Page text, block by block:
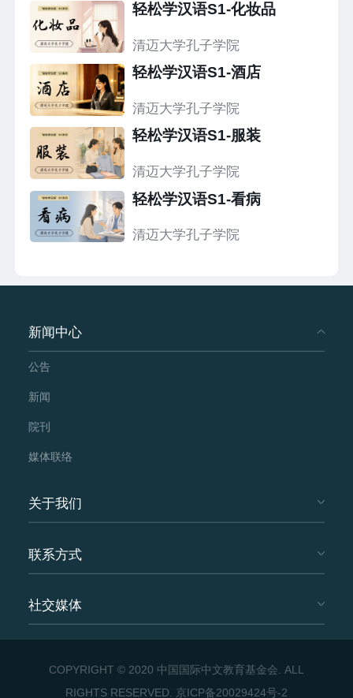
轻松学汉语S1-化妆品
清迈大学孔子学院
轻松学汉语S1-酒店
清迈大学孔子学院
轻松学汉语S1-服装
清迈大学孔子学院
轻松学汉语S1-看病
清迈大学孔子学院
新闻中心
公告
新闻
院刊
媒体联络
关于我们
联系方式
社交媒体
COPYRIGHT © 2020 中国国际中文教育基金会. ALL
RIGHTS RESERVED. 京ICP备20029424号-2